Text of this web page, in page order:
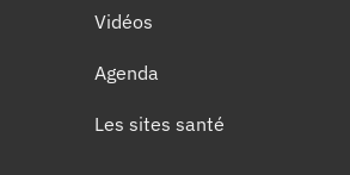
Vidéos
Agenda
Les sites santé